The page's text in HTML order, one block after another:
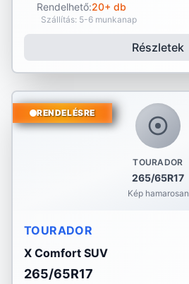
Rendelhető:20+ db
Szállítás: 5-6 munkanap
Részletek
TOURADOR
265/65R17
Kép hamarosan
RENDELÉSRE
TOURADOR
X Comfort SUV
265/65R17